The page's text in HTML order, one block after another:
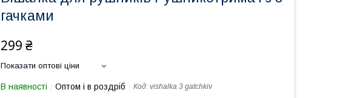
гачками
299 ₴
Показати оптові ціни
В наявності Оптом і в роздріб Код: vishalka 3 gatchkiv